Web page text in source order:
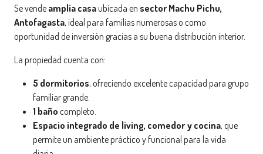
Se vende amplia casaubicada en sector Machu Pichu,
Antofagasta, ideal para familias numerosas o como
oportunidad de inversión gracias a su buena distribución interior.
La propiedad cuenta con:
5 dormitorios, ofreciendo excelente capacidad para grupo
familiar grande.
1 baño completo.
Espacio integrado de living, comedor y cocina, que
permite un ambiente práctico y funcional para la vida